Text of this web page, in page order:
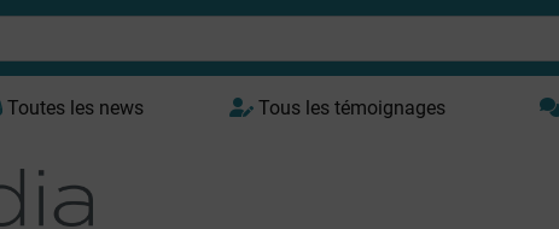
Toutes les news Tous les témoignages